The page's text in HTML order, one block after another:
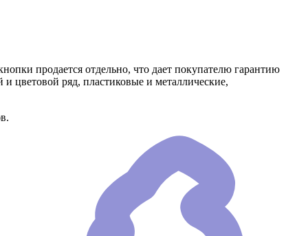
продается отдельно, что дает покупателю гарантию
ряд, пластиковые и металлические,